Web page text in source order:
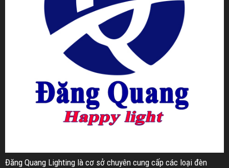
Đăng Quang Lighting là cơ sở chuyên cung cấp các loại đèn